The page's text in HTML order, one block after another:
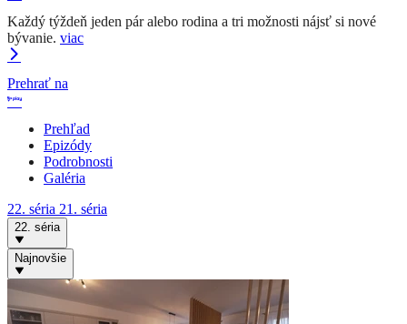
Každý týždeň jeden pár alebo rodina a tri možnosti nájsť si nové
bývanie. viac
Prehrať na
Prehľad
Epizódy
Podrobnosti
Galéria
22. séria 21. séria
22. séria
Najnovšie